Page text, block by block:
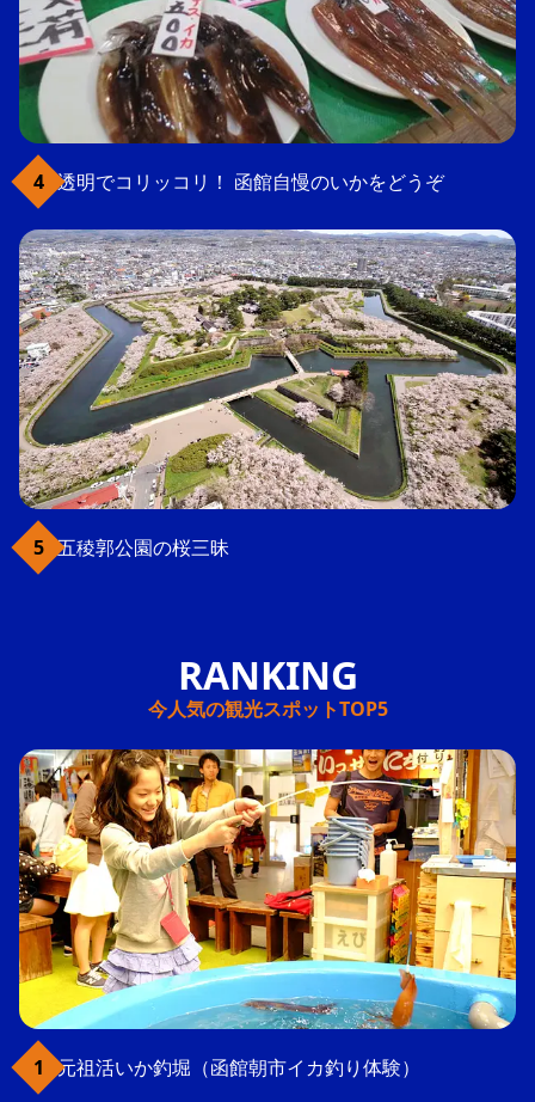
透明でコリッコリ！ 函館自慢のいかをどうぞ
五稜郭公園の桜三昧
今人気の観光スポットTOP5
元祖活いか釣堀（函館朝市イカ釣り体験）